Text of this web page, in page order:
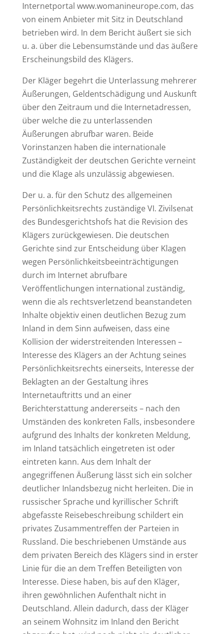
Internetportal www.womanineurope.com, das
von einem Anbieter mit Sitz in Deutschland
betrieben wird. In dem Bericht äußert sie sich
u. a. über die Lebensumstände und das äußere
Erscheinungsbild des Klägers.
Der Kläger begehrt die Unterlassung mehrerer
Äußerungen, Geldentschädigung und Auskunft
über den Zeitraum und die Internetadressen,
über welche die zu unterlassenden
Äußerungen abrufbar waren. Beide
Vorinstanzen haben die internationale
Zuständigkeit der deutschen Gerichte verneint
und die Klage als unzulässig abgewiesen.
Der u. a. für den Schutz des allgemeinen
Persönlichkeitsrechts zuständige VI. Zivilsenat
des Bundesgerichtshofs hat die Revision des
Klägers zurückgewiesen. Die deutschen
Gerichte sind zur Entscheidung über Klagen
wegen Persönlichkeitsbeeinträchtigungen
durch im Internet abrufbare
Veröffentlichungen international zuständig,
wenn die als rechtsverletzend beanstandeten
Inhalte objektiv einen deutlichen Bezug zum
Inland in dem Sinn aufweisen, dass eine
Kollision der widerstreitenden Interessen –
Interesse des Klägers an der Achtung seines
Persönlichkeitsrechts einerseits, Interesse der
Beklagten an der Gestaltung ihres
Internetauftritts und an einer
Berichterstattung andererseits – nach den
Umständen des konkreten Falls, insbesondere
aufgrund des Inhalts der konkreten Meldung,
im Inland tatsächlich eingetreten ist oder
eintreten kann. Aus dem Inhalt der
angegriffenen Äußerung lässt sich ein solcher
deutlicher Inlandsbezug nicht herleiten. Die in
russischer Sprache und kyrillischer Schrift
abgefasste Reisebeschreibung schildert ein
privates Zusammentreffen der Parteien in
Russland. Die beschriebenen Umstände aus
dem privaten Bereich des Klägers sind in erster
Linie für die an dem Treffen Beteiligten von
Interesse. Diese haben, bis auf den Kläger,
ihren gewöhnlichen Aufenthalt nicht in
Deutschland. Allein dadurch, dass der Kläger
an seinem Wohnsitz im Inland den Bericht